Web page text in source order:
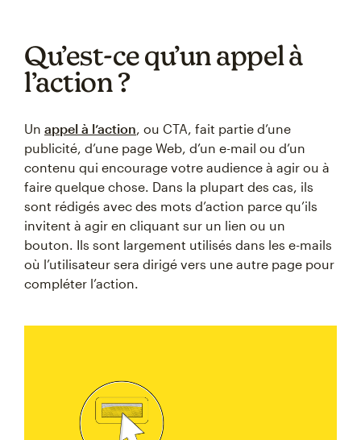
Qu’est-ce qu’un appel à
l’action ?
Un appel à l’action, ou CTA, fait partie d’une
publicité, d’une page Web, d’un e-mail ou d’un
contenu qui encourage votre audience à agir ou à
faire quelque chose. Dans la plupart des cas, ils
sont rédigés avec des mots d’action parce qu’ils
invitent à agir en cliquant sur un lien ou un
bouton. Ils sont largement utilisés dans les e-mails
où l’utilisateur sera dirigé vers une autre page pour
compléter l’action.